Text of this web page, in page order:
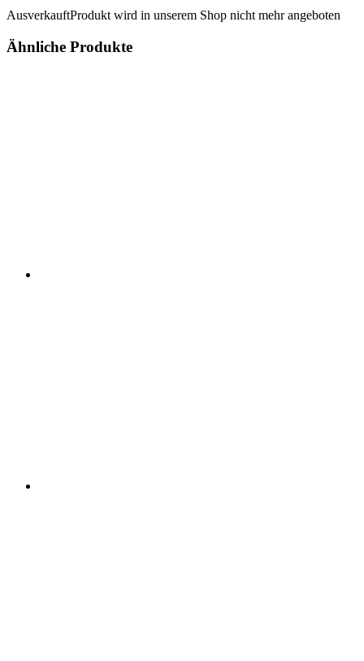
AusverkauftProdukt wird in unserem Shop nicht mehr angeboten
Ähnliche Produkte